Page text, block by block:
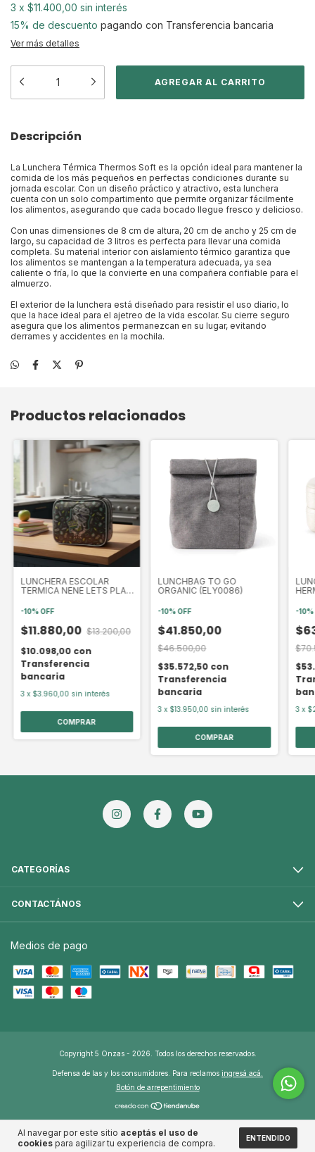
Al navegar por este sitio aceptás el uso de
cookies para agilizar tu experiencia de compra. ENTENDIDO
3 x $11.400,00 sin interés
15% de descuento pagando con Transferencia bancaria
Ver más detalles
Descripción
La Lunchera Térmica Thermos Soft es la opción ideal para mantener la
comida de los más pequeños en perfectas condiciones durante su
jornada escolar. Con un diseño práctico y atractivo, esta lunchera
cuenta con un solo compartimento que permite organizar fácilmente
los alimentos, asegurando que cada bocado llegue fresco y delicioso.
Con unas dimensiones de 8 cm de altura, 20 cm de ancho y 25 cm de
largo, su capacidad de 3 litros es perfecta para llevar una comida
completa. Su material interior con aislamiento térmico garantiza que
los alimentos se mantengan a la temperatura adecuada, ya sea
caliente o fría, lo que la convierte en una compañera confiable para el
almuerzo.
El exterior de la lunchera está diseñado para resistir el uso diario, lo
que la hace ideal para el ajetreo de la vida escolar. Su cierre seguro
asegura que los alimentos permanezcan en su lugar, evitando
derrames y accidentes en la mochila.
Productos relacionados
LUNCHERA ESCOLAR
TERMICA NENE LETS PLAY
(ETN35393)
-10%OFF
$11.880,00 $13.200,00
$10.098,00 con
Transferencia
bancaria
3 x $3.960,00 sin interés
LUNCHBAG TO GO
ORGANIC (ELY0086)
-10%OFF
$41.850,00
$46.500,00
$35.572,50 con
Transferencia
bancaria
3 x $13.950,00 sin interés
-10%
3 x
CATEGORÍAS
CONTACTÁNOS
Medios de pago
Copyright 5 Onzas - 2026. Todos los derechos reservados.
Defensa de las y los consumidores. Para reclamos ingresá acá.
Botón de arrepentimiento